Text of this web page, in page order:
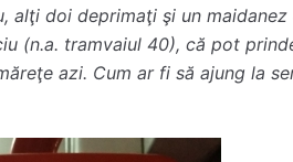
alţi doi deprimaţi şi un maidanez
(n.a. tramvaiul 40), că pot
azi. Cum ar fi să ajung la